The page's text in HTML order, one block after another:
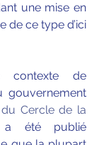
une mise en
de ce type d’ici
contexte de
gouvernement
Cercle de la
a été publié